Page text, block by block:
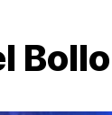
Bollo